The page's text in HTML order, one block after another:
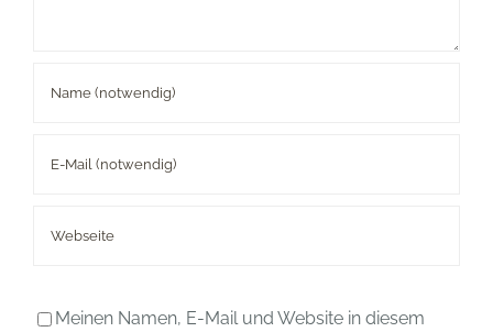
Meinen Namen, E-Mail und Website in diesem